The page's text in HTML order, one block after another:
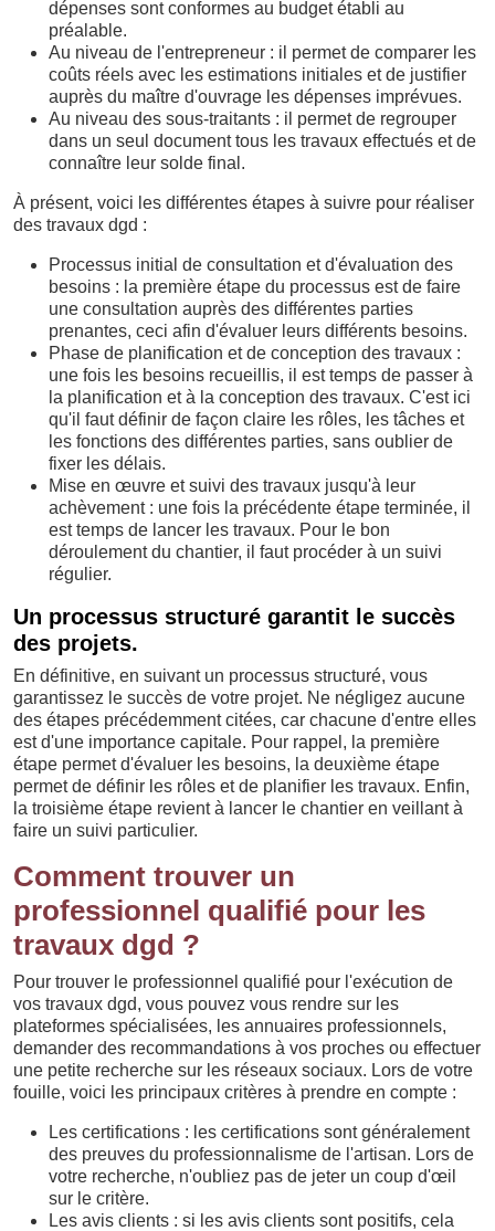
dépenses sont conformes au budget établi au
préalable.
Au niveau de l'entrepreneur : il permet de comparer les
coûts réels avec les estimations initiales et de justifier
auprès du maître d'ouvrage les dépenses imprévues.
Au niveau des sous-traitants : il permet de regrouper
dans un seul document tous les travaux effectués et de
connaître leur solde final.
À présent, voici les différentes étapes à suivre pour réaliser
des travaux dgd :
Processus initial de consultation et d'évaluation des
besoins : la première étape du processus est de faire
une consultation auprès des différentes parties
prenantes, ceci afin d'évaluer leurs différents besoins.
Phase de planification et de conception des travaux :
une fois les besoins recueillis, il est temps de passer à
la planification et à la conception des travaux. C'est ici
qu'il faut définir de façon claire les rôles, les tâches et
les fonctions des différentes parties, sans oublier de
fixer les délais.
Mise en œuvre et suivi des travaux jusqu'à leur
achèvement : une fois la précédente étape terminée, il
est temps de lancer les travaux. Pour le bon
déroulement du chantier, il faut procéder à un suivi
régulier.
Un processus structuré garantit le succès
des projets.
En définitive, en suivant un processus structuré, vous
garantissez le succès de votre projet. Ne négligez aucune
des étapes précédemment citées, car chacune d'entre elles
est d'une importance capitale. Pour rappel, la première
étape permet d'évaluer les besoins, la deuxième étape
permet de définir les rôles et de planifier les travaux. Enfin,
la troisième étape revient à lancer le chantier en veillant à
faire un suivi particulier.
Comment trouver un
professionnel qualifié pour les
travaux dgd ?
Pour trouver le professionnel qualifié pour l'exécution de
vos travaux dgd, vous pouvez vous rendre sur les
plateformes spécialisées, les annuaires professionnels,
demander des recommandations à vos proches ou effectuer
une petite recherche sur les réseaux sociaux. Lors de votre
fouille, voici les principaux critères à prendre en compte :
Les certifications : les certifications sont généralement
des preuves du professionnalisme de l'artisan. Lors de
votre recherche, n'oubliez pas de jeter un coup d'œil
sur le critère.
Les avis clients : si les avis clients sont positifs, cela